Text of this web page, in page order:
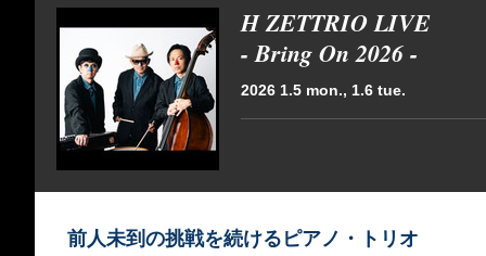
H ZETTRIO LIVE
- Bring On 2026 -
2026 1.5 mon., 1.6 tue.
前人未到の挑戦を続けるピアノ・トリオ